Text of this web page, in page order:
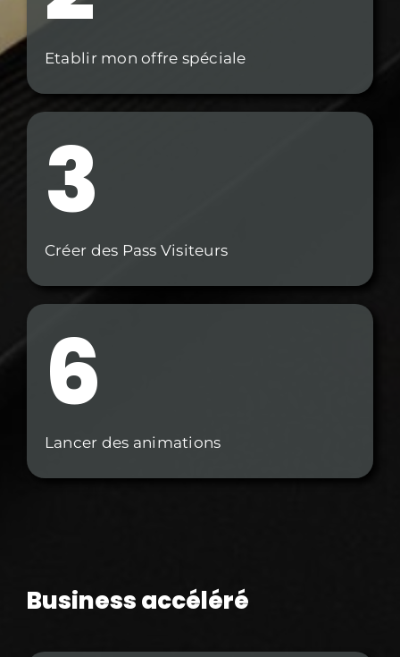
Etablir mon offre spéciale
3
Créer des Pass Visiteurs
6
Lancer des animations
Business accéléré